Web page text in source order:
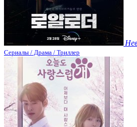
Сериалы / Драма / Триллер